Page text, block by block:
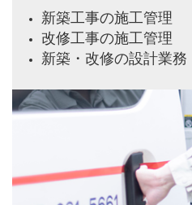
新築工事の施工管理
改修工事の施工管理
新築・改修の設計業務